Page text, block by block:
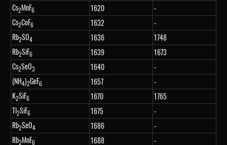
Cs2MnF6 1620
-
Cs2CoF6 1632
-
Rb2SO4 1636
1748
Rb2SiF6 1639
1673
Cs2SeO3 1640
-
(NH4)2GeF6 1657
-
K2SiF6 1670
1765
Tl2SiF6 1675
-
Rb2SeO4 1686
-
Rb2MnF6 1688
-